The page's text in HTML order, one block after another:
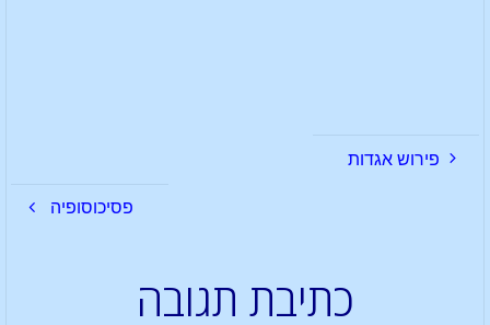
פירוש אגדות
פסיכוסופיה
כתיבת תגובה